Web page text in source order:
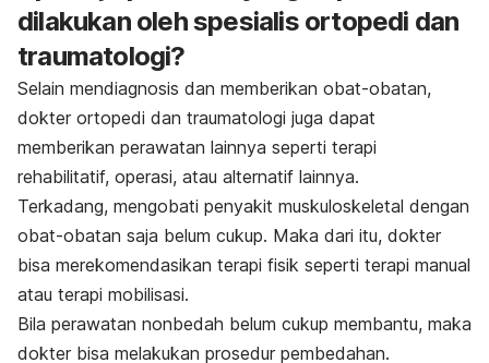
dilakukan oleh spesialis ortopedi dan
traumatologi?
Selain mendiagnosis dan memberikan obat-obatan,
dokter ortopedi dan traumatologi juga dapat
memberikan perawatan lainnya seperti terapi
rehabilitatif, operasi, atau alternatif lainnya.
Terkadang, mengobati penyakit muskuloskeletal dengan
obat-obatan saja belum cukup. Maka dari itu, dokter
bisa merekomendasikan terapi fisik seperti terapi manual
atau terapi mobilisasi.
Bila perawatan nonbedah belum cukup membantu, maka
dokter bisa melakukan prosedur pembedahan.